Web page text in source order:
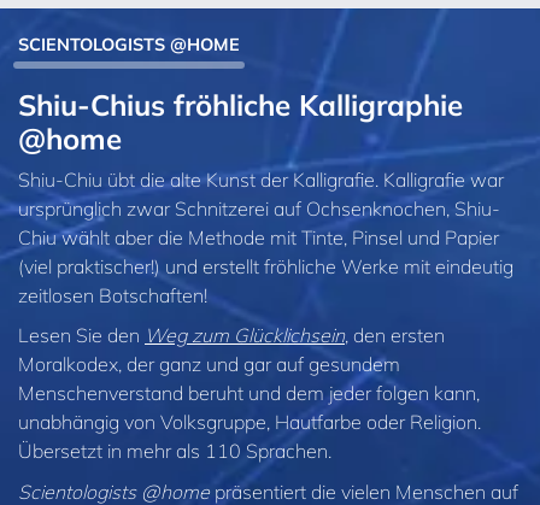
SCIENTOLOGISTS @HOME
Shiu-Chius fröhliche Kalligraphie
@home
Shiu-Chiu übt die alte Kunst der Kalligrafie. Kalligrafie war
ursprünglich zwar Schnitzerei auf Ochsenknochen, Shiu-
Chiu wählt aber die Methode mit Tinte, Pinsel und Papier
(viel praktischer!) und erstellt fröhliche Werke mit eindeutig
zeitlosen Botschaften!
Lesen Sie den Weg zum Glücklichsein, den ersten
Moralkodex, der ganz und gar auf gesundem
Menschenverstand beruht und dem jeder folgen kann,
unabhängig von Volksgruppe, Hautfarbe oder Religion.
Übersetzt in mehr als 110 Sprachen.
Scientologists @homepräsentiert die vielen Menschen auf